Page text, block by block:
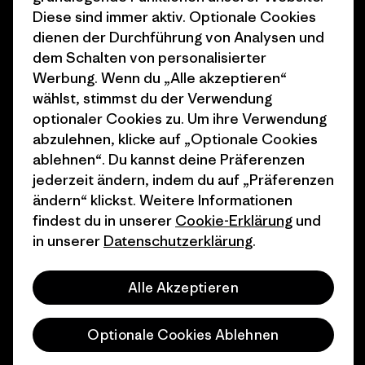
1% For The Planet
Wie wir finanzieren
Geschenkgutscheine
Stores in deiner
Nähe
Industry program
Affiliate-Programm
Patagonia Deutschland
Seitenverzeichnis
© 2026 Patagonia, Inc. All Rights Reserved.
Deutsch
Diese sind immer aktiv. Optionale Cookies
dienen der Durchführung von Analysen und
dem Schalten von personalisierter
Werbung. Wenn du „Alle akzeptieren“
wählst, stimmst du der Verwendung
optionaler Cookies zu. Um ihre Verwendung
abzulehnen, klicke auf „Optionale Cookies
ablehnen“. Du kannst deine Präferenzen
jederzeit ändern, indem du auf „Präferenzen
ändern“ klickst. Weitere Informationen
findest du in unserer Cookie-Erklärung und
in unserer Datenschutzerklärung.
Alle Akzeptieren
Optionale Cookies Ablehnen